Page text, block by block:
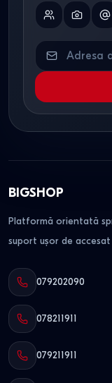
BIGSHOP
Platformă orientată
suport ușor de
079202090
078211911
079211911